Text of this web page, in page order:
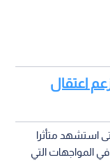
اعتقال
استشهد متأثرا
المواجهات التي